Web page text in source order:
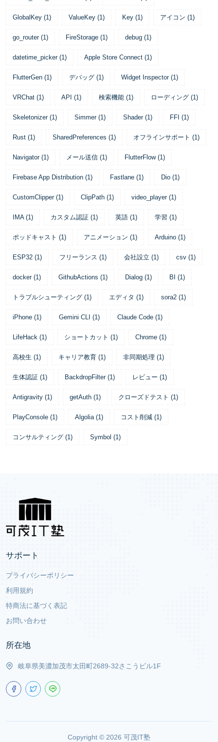
GlobalKey (1) ValueKey (1) Key (1) アイコン (1)
go_router (1) FireStorage (1) debug (1)
datetime_picker (1) Apple Store Connect (1)
FlutterGen (1) デバッグ (1) Widget Inspector (1)
VRChat (1) API (1) 検索機能 (1) ローディング (1)
Skeletonizer (1) Simmer (1) Shader (1) FFI (1)
Rust (1) SharedPreferences (1) オフラインサポート (1)
Navigator (1) メール送信 (1) FlutterFlow (1)
Firebase App Distribution (1) Fastlane (1) Dio (1)
CustomClipper (1) ClipPath (1) video_player (1)
IMA (1) カスタム認証 (1) 英語 (1) 学習 (1)
ポッドキャスト (1) アニメーション (1) Arduino (1)
ESP32 (1) フリーランス (1) 会社設立 (1) csv (1)
docker (1) GithubActions (1) Dialog (1) BI (1)
トラブルシューティング (1) エディタ (1) sora2 (1)
iPhone (1) Gemini CLI (1) Claude Code (1)
LifeHack (1) ショートカット (1) Chrome (1)
高校生 (1) キャリア教育 (1) 非同期処理 (1)
生体認証 (1) BackdropFilter (1) レビュー (1)
Antigravity (1) getAuth (1) クローズドテスト (1)
PlayConsole (1) Algolia (1) コスト削減 (1)
コンサルティング (1) Symbol (1)
サポート
プライバシーポリシー
利用規約
特商法に基づく表記
お問い合わせ
所在地
岐阜県美濃加茂市太田町2689-32さこうビル1F
Copyright © 2026 可茂IT塾